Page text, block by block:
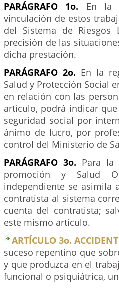
PARÁGRAFO 1o. En la
vinculación de estos
del Sistema de Riesgos
precisión de las
dicha prestación.
PARÁGRAFO 2o. En la
Salud y Protección Social
en relación con las
artículo, podrá indicar
seguridad social por
ánimo de lucro, por
control del Ministerio de
PARÁGRAFO 3o. Para la
promoción y Salud
independiente se asimila
contratista al sistema
cuenta del contratista;
este mismo artículo.
ARTÍCULO 3o.
suceso repentino que
y que produzca en el
funcional o psiquiátrica,